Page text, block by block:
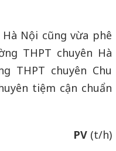
Nội cũng vừa phê
THPT chuyên Hà
THPT chuyên Chu
tiệm cận chuẩn
PV(t/h)